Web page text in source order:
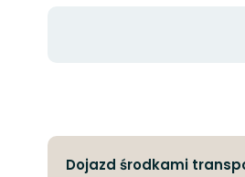
Dojazd środkami